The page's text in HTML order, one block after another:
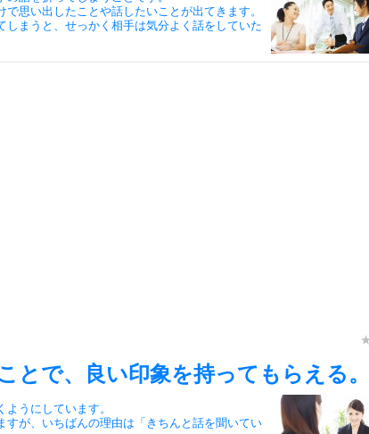
思い出したことや話したいことが出てきます。
まうと、せっかく相手は気分よく話をしていた
とで、良い印象を持ってもらえる。
うにしています。
すが、いちばんの理由は「きちんと話を聞いてい